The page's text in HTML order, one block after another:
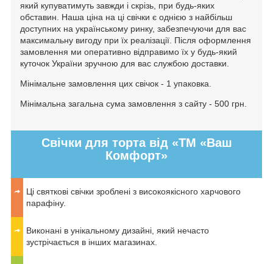
який купуватимуть завжди і скрізь, при будь-яких
обставин. Наша ціна на ці свічки є однією з найбільш
доступних на українському ринку, забезпечуючи для вас
максимальну вигоду при їх реалізації. Після оформлення
замовлення ми оперативно відправимо їх у будь-який
куточок України зручною для вас службою доставки.
Мінімальне замовлення цих свічок - 1 упаковка.
Мінімальна загальна сума замовлення з сайту - 500 грн.
Свічки для торта від «ТМ «Ваш
Комфорт»
Ці святкові свічки зроблені з високоякісного харчового
парафіну.
Виконані в унікальному дизайні, який нечасто
зустрічається в інших магазинах.